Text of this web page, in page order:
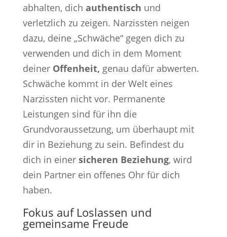
abhalten, dich authentisch und
verletzlich zu zeigen. Narzissten neigen
dazu, deine „Schwäche“ gegen dich zu
verwenden und dich in dem Moment
deiner Offenheit, genau dafür abwerten.
Schwäche kommt in der Welt eines
Narzissten nicht vor. Permanente
Leistungen sind für ihn die
Grundvoraussetzung, um überhaupt mit
dir in Beziehung zu sein. Befindest du
dich in einer sicheren Beziehung, wird
dein Partner ein offenes Ohr für dich
haben.
Fokus auf Loslassen und
gemeinsame Freude